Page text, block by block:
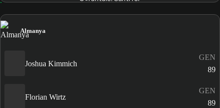
Almanya
Joshua Kimmich
GEN
89
Florian Wirtz
GEN
89